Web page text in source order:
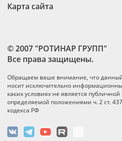
© 2007 "РОТИНАР ГРУПП"
Все права защищены.
Обращаем ваше внимание, что
носит исключительно
каких условиях не является
определяемой положениями ч. 2 ст.
кодекса РФ
Карта сайта